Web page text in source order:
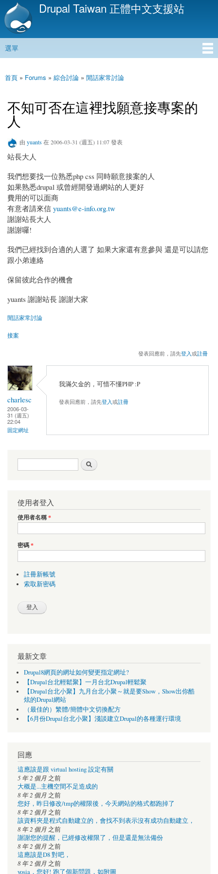
移
內
Drupal Taiwan 正體中文支援站
主選單
選單
您在這裡
首頁 » Forums » 綜合討論 » 閒話家常討論
不知可否在這裡找願意接專案的
人
由 yuants 在 2006-03-31 (週五) 11:07 發表
站長大人
我們想要找一位熟悉php css 同時願意接案的人
如果熟悉drupal 或曾經開發過網站的人更好
費用的可以面商
有意者請來信 yuants@e-info.org.tw
謝謝站長大人
謝謝囉!
我們已經找到合適的人選了 如果大家還有意參與 還是可以請您
跟小弟連絡
保留彼此合作的機會
yuants 謝謝站長 謝謝大家
閒話家常討論
接案
發表回應前，請先登入或註冊
charlesc
2006-03-
31 (週五)
22:04
固定網址
我滿欠金的，可惜不懂PHP :P
發表回應前，請先登入或註冊
搜尋表單
使用者登入
使用者名稱*
密碼*
註冊新帳號
索取新密碼
最新文章
Drupal8網頁的網址如何變更指定網址?
【Drupal台北輕鬆聚】一月台北Drupal輕鬆聚
【Drupal台北小聚】九月台北小聚～就是要Show，Show出你酷
炫的Drupal網站
（最佳的）繁體/簡體中文切換配方
【6月份Drupal台北小聚】淺談建立Drupal的各種運行環境
回應
這應該是跟 virtual hosting 設定有關
5 年 2 個月 之前
大概是...主機空間不足造成的
8 年 2 個月 之前
您好，昨日修改/tmp的權限後，今天網站的格式都跑掉了
8 年 2 個月 之前
該資料夾是程式自動建立的，會找不到表示沒有成功自動建立，
8 年 2 個月 之前
謝謝您的提醒，已經修改權限了，但是還是無法備份
8 年 2 個月 之前
這應該是D8 對吧，
8 年 2 個月 之前
yosia，您好! 跑了個新問題，如附圖